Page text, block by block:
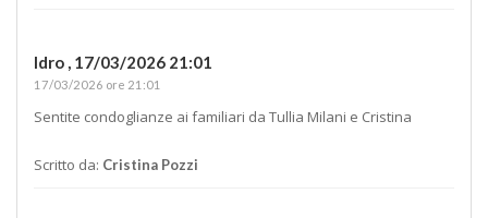
Idro , 17/03/2026 21:01
17/03/2026 ore 21:01
Sentite condoglianze ai familiari da Tullia Milani e Cristina
Scritto da: Cristina Pozzi